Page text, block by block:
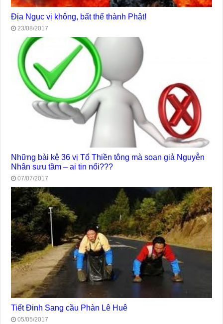
Địa Ngục vị không, bất thể thành Phật!
23/08/2017
Những bài kệ 36 vị Tổ Thiền tông mà soạn giả Nguyễn
Nhân sưu tầm – ai tin nổi???
07/07/2017
Tiết Đinh Sang cầu Phàn Lê Huê
05/05/2017